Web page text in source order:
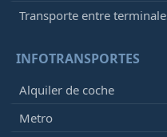
Transporte entre
INFOTRANSPORTES
Alquiler de coche
Metro